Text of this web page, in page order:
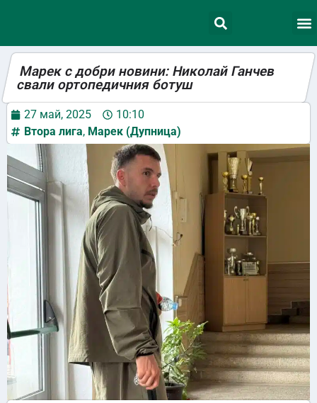
Марек с добри новини: Николай Ганчев
свали ортопедичния ботуш
27 май, 2025
10:10
Втора лига, Марек (Дупница)